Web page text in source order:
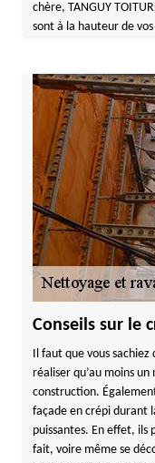
chère, TANGUY
sont à la hauteur de
Conseils sur le
Il faut que vous sachiez
réaliser qu’au moins
construction.
façade en crépi durant
puissantes. En effet, ils
fait, voire même se